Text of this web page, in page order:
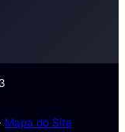
· Mapa do Site